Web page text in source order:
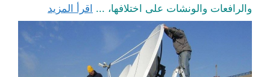
والرافعات والونشات على اختلافها، ... اقرأ المزيد